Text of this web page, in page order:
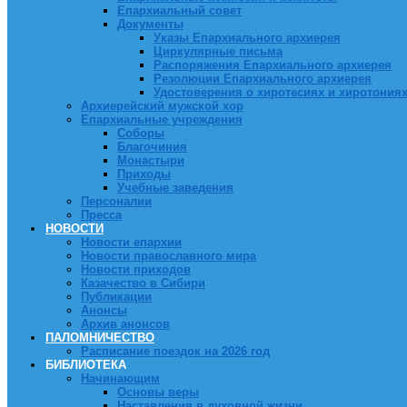
Епархиальный совет
Документы
Указы Епархиального архиерея
Циркулярные письма
Распоряжения Епархиального архиерея
Резолюции Епархиального архиерея
Удостоверения о хиротесиях и хиротониях
Архиерейский мужской хор
Епархиальные учреждения
Соборы
Благочиния
Монастыри
Приходы
Учебные заведения
Персоналии
Пресса
НОВОСТИ
Новости епархии
Новости православного мира
Новости приходов
Казачество в Сибири
Публикации
Анонсы
Архив анонсов
ПАЛОМНИЧЕСТВО
Расписание поездок на 2026 год
БИБЛИОТЕКА
Начинающим
Основы веры